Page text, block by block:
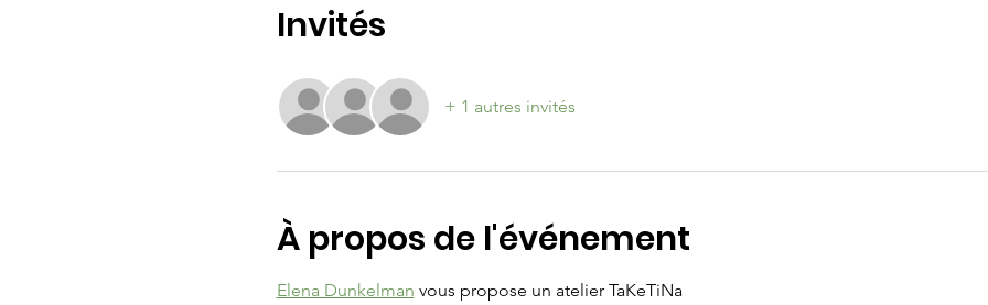
Invités
+ 1 autres invités
À propos de l'événement
Elena Dunkelman vous propose un atelier TaKeTiNa